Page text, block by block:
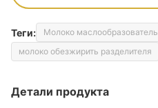
Теги:
Молоко маслообразователь
молоко обезжирить разделителя
Детали продукта